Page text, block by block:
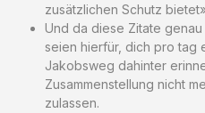
zusätzlichen Schutz
Und da diese Zitate
seien hierfür, dich pro tag
Jakobsweg dahinter
Zusammenstellung nicht
zulassen.